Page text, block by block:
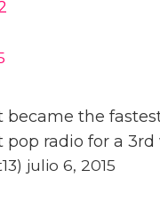
became the
radio for a 3rd
julio 6, 2015